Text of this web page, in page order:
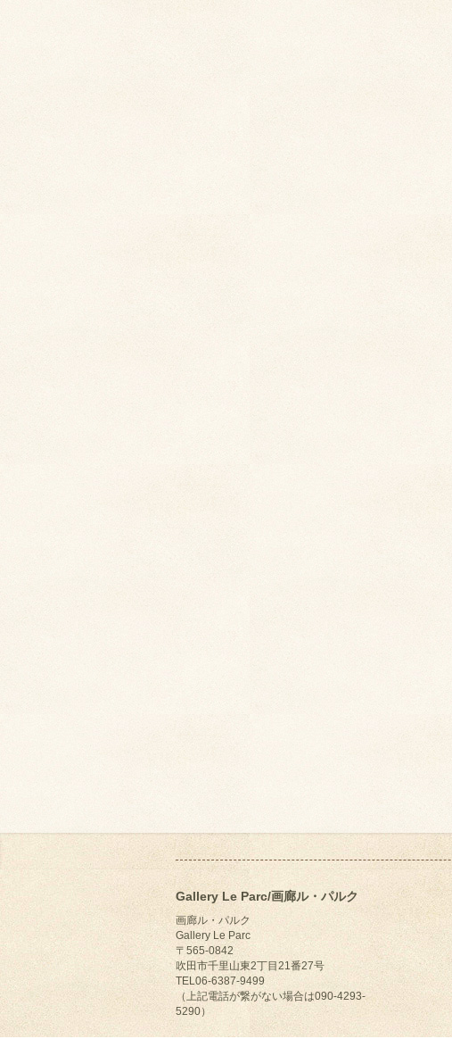
Gallery Le Parc/画廊ル・パルク
画廊ル・パルク
Gallery Le Parc
〒565-0842
吹田市千里山東2丁目21番27号
TEL06-6387-9499
（上記電話が繋がない場合は090-4293-
5290）